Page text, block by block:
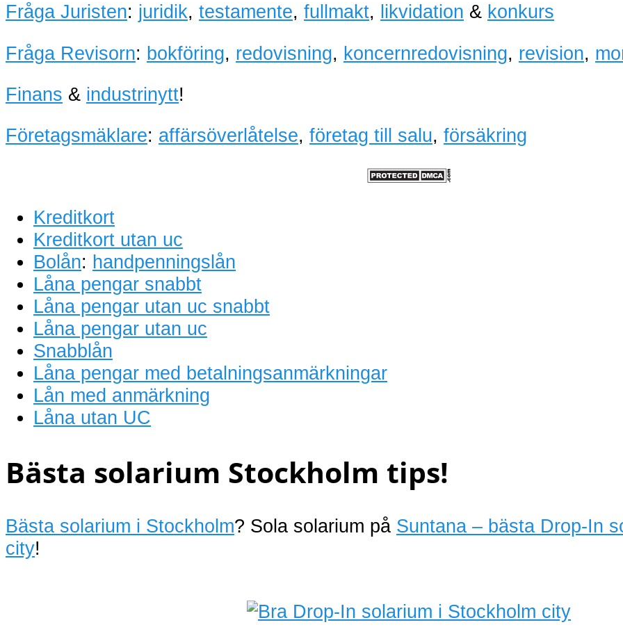
Fråga Juristen: juridik, testamente, fullmakt, likvidation & konkurs
Fråga Revisorn: bokföring, redovisning, koncernredovisning, revision,
Finans & industrinytt!
Företagsmäklare: affärsöverlåtelse, företag till salu, försäkring
Kreditkort
Kreditkort utan uc
Bolån: handpenningslån
Låna pengar snabbt
Låna pengar utan uc snabbt
Låna pengar utan uc
Snabblån
Låna pengar med betalningsanmärkningar
Lån med anmärkning
Låna utan UC
Bästa solarium Stockholm tips!
Bästa solarium i Stockholm? Sola solarium på Suntana – bästa Drop-In
city!